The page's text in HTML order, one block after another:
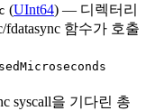
(UInt64) — 디렉터리
함수가 호출
syscall을 기다린 총